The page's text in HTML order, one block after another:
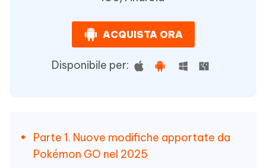
ACQUISTA ORA
Disponibile per:
Parte 1. Nuove modifiche apportate da
Pokémon GO nel 2025